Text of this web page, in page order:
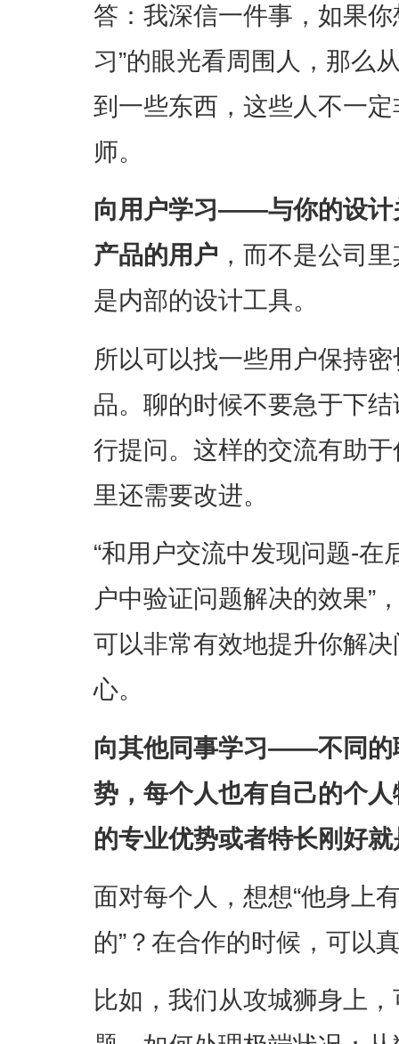
答：我深信一件事，如果
习”的眼光看周围人，那么
到一些东西，这些人不一
师。
向用户学习——与你的设计
产品的用户 ，而不是公司
是内部的设计工具。
所以可以找一些用户保持
品。聊的时候不要急于下
行提问。这样的交流有助
里还需要改进。
“和用户交流中发现问题-
户中验证问题解决的效果”
可以非常有效地提升你解
心。
向其他同事学习——不同的
势，每个人也有自己的个
的专业优势或者特长刚好
面对每个人，想想“他身上
的”？在合作的时候，可以
比如，我们从攻城狮身上